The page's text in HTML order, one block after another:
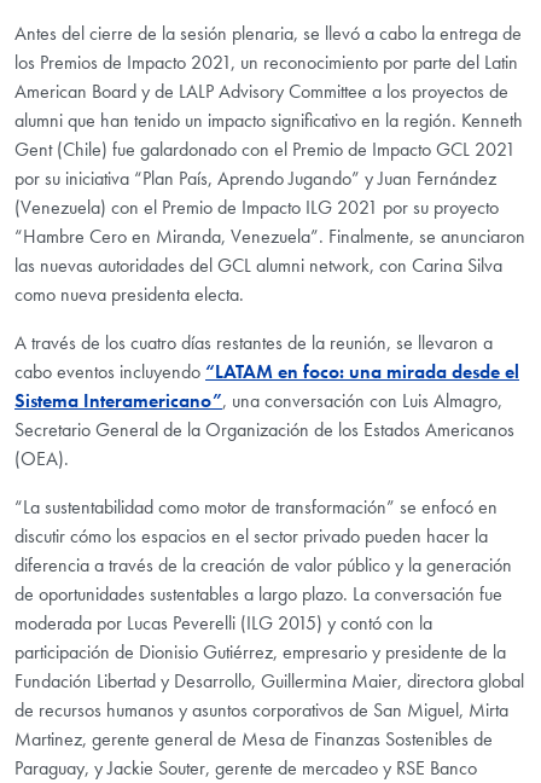
Antes del cierre de la sesión plenaria, se llevó a cabo la entrega de
los Premios de Impacto 2021, un reconocimiento por parte del Latin
American Board y de LALP Advisory Committee a los proyectos de
alumni que han tenido un impacto significativo en la región. Kenneth
Gent (Chile) fue galardonado con el Premio de Impacto GCL 2021
por su iniciativa “Plan País, Aprendo Jugando” y Juan Fernández
(Venezuela) con el Premio de Impacto ILG 2021 por su proyecto
“Hambre Cero en Miranda, Venezuela”. Finalmente, se anunciaron
las nuevas autoridades del GCL alumni network, con Carina Silva
como nueva presidenta electa.
A través de los cuatro días restantes de la reunión, se llevaron a
cabo eventos incluyendo“LATAM en foco: una mirada desde el
Sistema Interamericano”, una conversación con Luis Almagro,
Secretario General de la Organización de los Estados Americanos
(OEA).
“La sustentabilidad como motor de transformación” se enfocó en
discutir cómo los espacios en el sector privado pueden hacer la
diferencia a través de la creación de valor público y la generación
de oportunidades sustentables a largo plazo. La conversación fue
moderada por Lucas Peverelli (ILG 2015) y contó con la
participación de Dionisio Gutiérrez, empresario y presidente de la
Fundación Libertad y Desarrollo, Guillermina Maier, directora global
de recursos humanos y asuntos corporativos de San Miguel, Mirta
Martinez, gerente general de Mesa de Finanzas Sostenibles de
Paraguay, y Jackie Souter, gerente de mercadeo y RSE Banco